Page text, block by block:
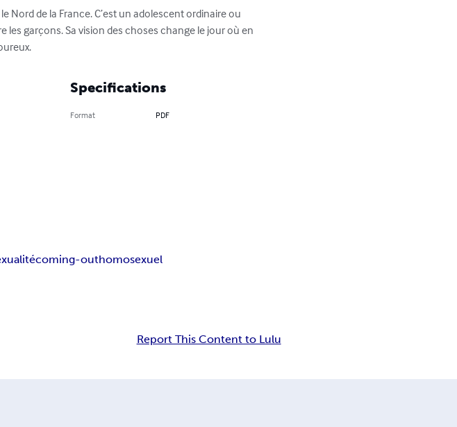
Nord de la France. C’est un adolescent ordinaire ou
les garçons. Sa vision des choses change le jour où en
Specifications
Format PDF
coming-outhomosexuel
Report This Content to Lulu